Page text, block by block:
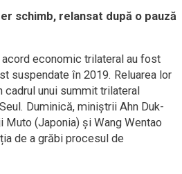
schimb, relansat după o pauză
economic trilateral au fost
suspendate în 2019. Reluarea lor
cadrul unui summit trilateral
Duminică, miniștrii Ahn Duk-
Muto (Japonia) și Wang Wentao
de a grăbi procesul de